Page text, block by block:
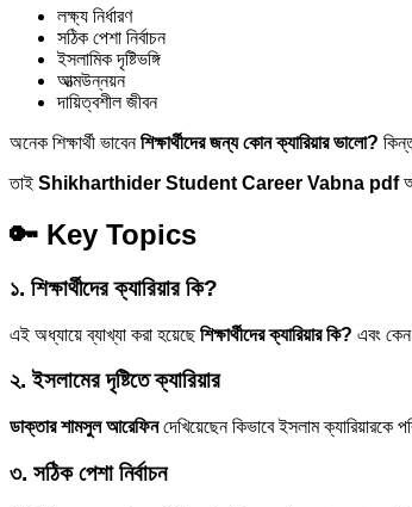
লক্ষ্য নির্ধারণ
সঠিক পেশা নির্বাচন
ইসলামিক দৃষ্টিভঙ্গি
আত্মউন্নয়ন
দায়িত্বশীল জীবন
অনেক শিক্ষার্থী ভাবেনশিক্ষার্থীদের জন্য কোন ক্যারিয়ার ভালো?
তাই Shikharthider Student Career Vabna pdf
🔑 Key Topics
১. শিক্ষার্থীদের ক্যারিয়ার কি?
এই অধ্যায়ে ব্যাখ্যা করা হয়েছেশিক্ষার্থীদের ক্যারিয়ার কি? এবং কেন
২. ইসলামের দৃষ্টিতে ক্যারিয়ার
ডাক্তার শামসুল আরেফিনদেখিয়েছেন কিভাবে ইসলাম ক্যারিয়ারকে
৩. সঠিক পেশা নির্বাচন